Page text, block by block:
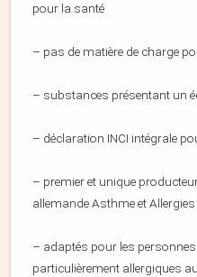
pour la santé
– pas de matière de charge
– substances présentant un
– déclaration INCI intégrale
– premier et unique
allemande Asthme et Allergies
– adaptés pour les personnes
particulièrement allergiques